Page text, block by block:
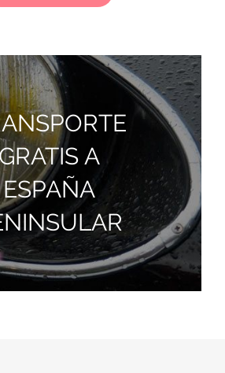
A
ESPAÑA